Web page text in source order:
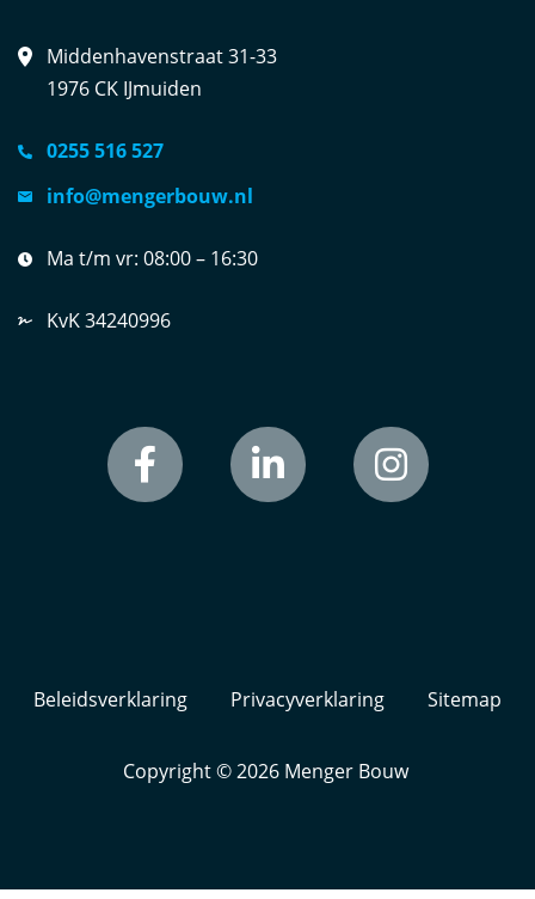
Middenhavenstraat 31-33
1976 CK IJmuiden
0255 516 527
info@mengerbouw.nl
Ma t/m vr: 08:00 – 16:30
KvK 34240996
Beleidsverklaring Privacyverklaring Sitemap
Copyright © 2026 Menger Bouw